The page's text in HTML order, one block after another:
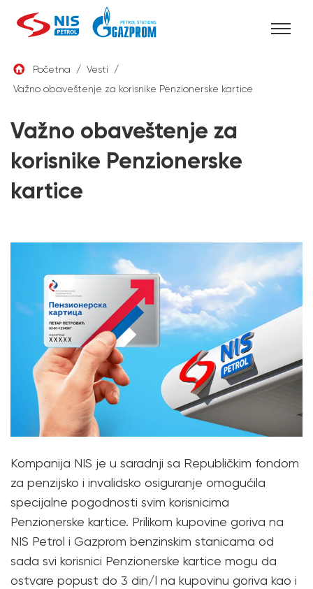
SRB
Skip
content
Početna / Vesti
/
Važno obaveštenje za korisnike Penzionerske kartice
Važno obaveštenje za
korisnike Penzionerske
kartice
Kompanija NIS je u saradnji sa Republičkim fondom
za penzijsko i invalidsko osiguranje omogućila
specijalne pogodnosti svim korisnicima
Penzionerske kartice. Prilikom kupovine goriva na
NIS Petrol i Gazprom benzinskim stanicama od
sada svi korisnici Penzionerske kartice mogu da
ostvare popust do 3 din/l na kupovinu goriva kao i